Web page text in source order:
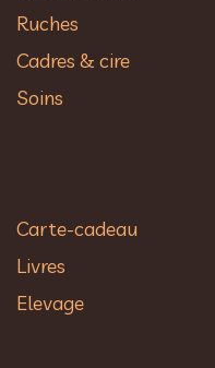
Ruches
Cadres & cire
Soins
Carte-cadeau
Livres
Elevage